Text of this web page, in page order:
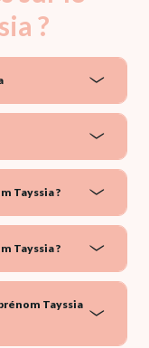
?
Tayssia ?
Tayssia ?
Tayssia